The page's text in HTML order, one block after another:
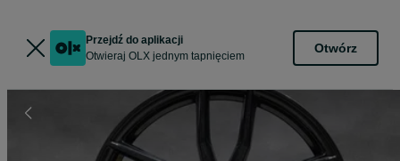
Przejdź do aplikacji
Otwieraj OLX jednym tapnięciem
Otwórz